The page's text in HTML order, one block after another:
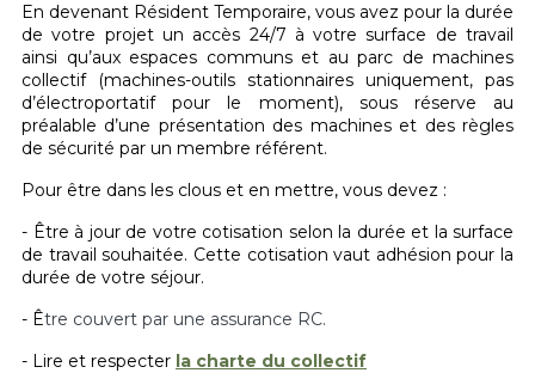
En devenant Résident Temporaire, vous avez pour la durée
de votre projet un accès 24/7 à votre surface de travail
ainsi qu’aux espaces communs et au parc de machines
collectif (machines-outils stationnaires uniquement, pas
d’électroportatif pour le moment), sous réserve au
préalable d’une présentation des machines et des règles
de sécurité par un membre référent.
Pour être dans les clous et en mettre, vous devez :
- Être à jour de votre cotisation selon la durée et la surface
de travail souhaitée. Cette cotisation vaut adhésion pour la
durée de votre séjour.
- Être couvert par une assurance RC.
- Lire et respecter la charte du collectif